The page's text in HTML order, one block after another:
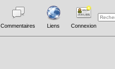
Commentaires Liens Connexion